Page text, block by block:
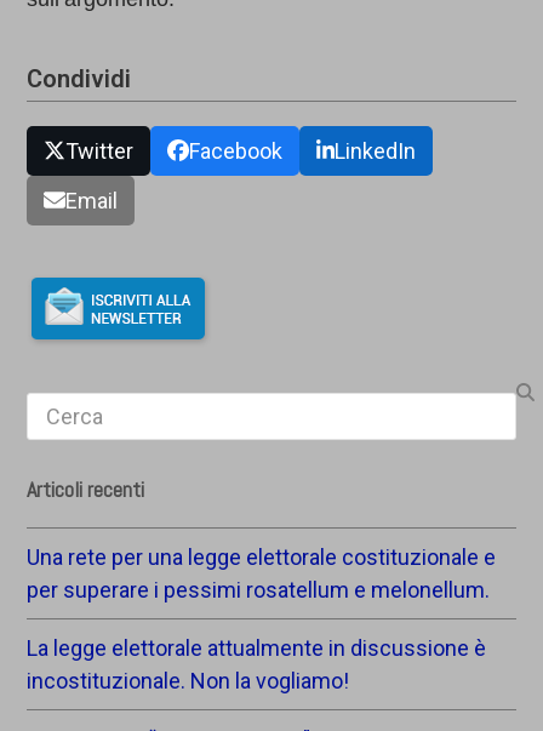
Condividi
Twitter Facebook
LinkedIn
Email
Search
Articoli recenti
Una rete per una legge elettorale costituzionale e
per superare i pessimi rosatellum e melonellum.
La legge elettorale attualmente in discussione è
incostituzionale. Non la vogliamo!